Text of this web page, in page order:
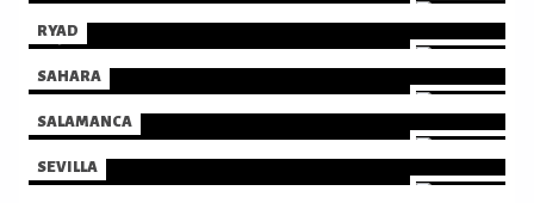
RYAD
SAHARA
SALAMANCA
SEVILLA